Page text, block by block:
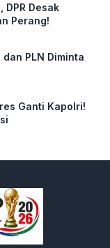
Desak
Perang!
PLN Diminta
Ganti Kapolri!